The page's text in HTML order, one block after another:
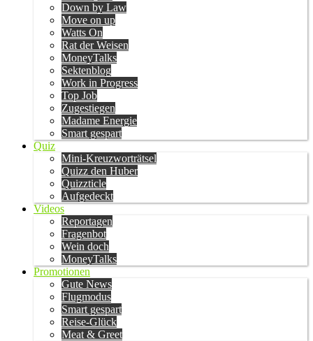
Down by Law
Move on up
Watts On
Rat der Weisen
MoneyTalks
Sektenblog
Work in Progress
Top Job
Zugestiegen
Madame Energie
Smart gespart
Quiz
Mini-Kreuzworträtsel
Quizz den Huber
Quizzticle
Aufgedeckt
Videos
Reportagen
Fragenbot
Wein doch
MoneyTalks
Promotionen
Gute News
Flugmodus
Smart gespart
Reise-Glück
Meat & Greet